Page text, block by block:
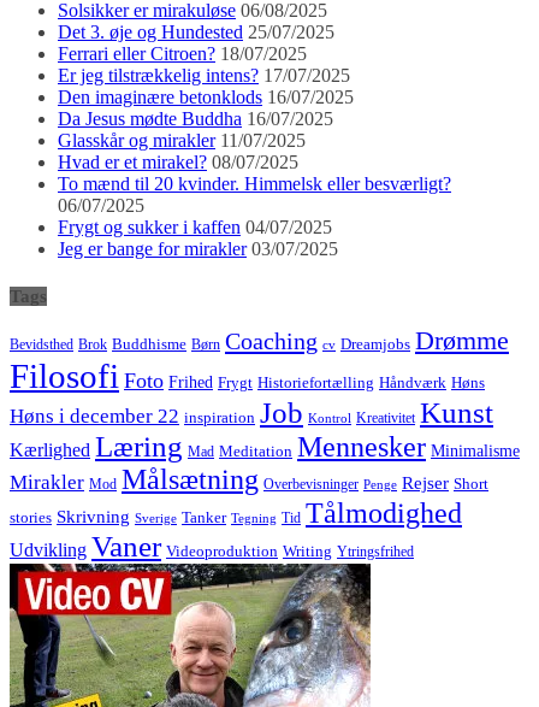
Solsikker er mirakuløse 06/08/2025
Det 3. øje og Hundested 25/07/2025
Ferrari eller Citroen? 18/07/2025
Er jeg tilstrækkelig intens? 17/07/2025
Den imaginære betonklods 16/07/2025
Da Jesus mødte Buddha 16/07/2025
Glasskår og mirakler 11/07/2025
Hvad er et mirakel? 08/07/2025
To mænd til 20 kvinder. Himmelsk eller besværligt?
06/07/2025
Frygt og sukker i kaffen 04/07/2025
Jeg er bange for mirakler 03/07/2025
Tags
Bevidsthed Brok Buddhisme Børn Coaching cv Dreamjobs Drømme
Filosofi Foto Frihed Frygt Historiefortælling Håndværk Høns
Høns i december 22 inspiration Job Kontrol Kreativitet Kunst
Kærlighed Læring Mad Meditation Mennesker Minimalisme
Mirakler Mod Målsætning Overbevisninger Penge Rejser Short
stories Skrivning Sverige Tanker Tegning Tid Tålmodighed
Udvikling Vaner Videoproduktion Writing Ytringsfrihed